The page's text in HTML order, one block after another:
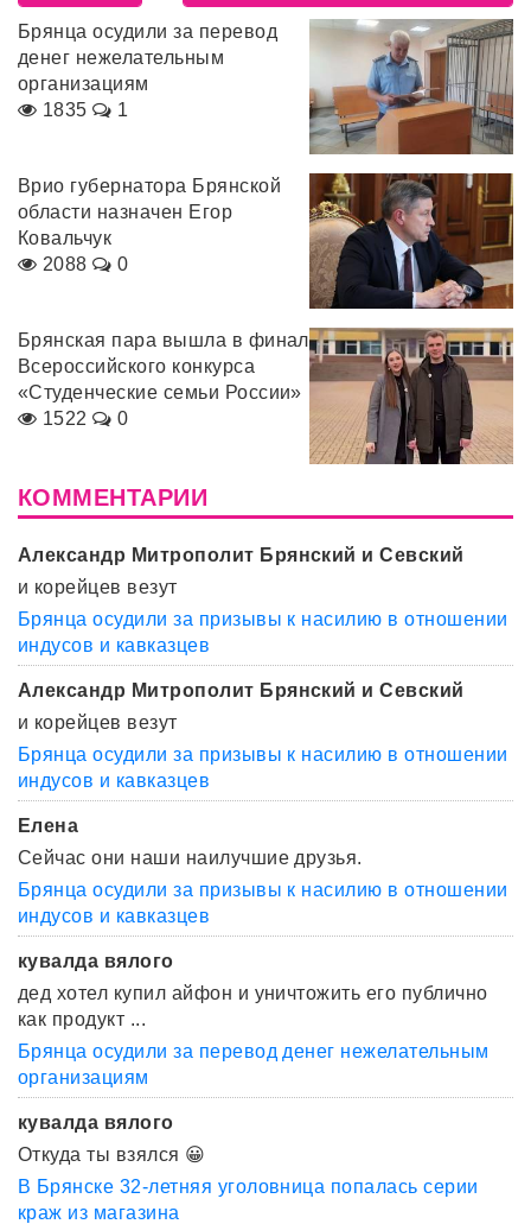
Брянца осудили за перевод
денег нежелательным
организациям
1835
1
Врио губернатора Брянской
области назначен Егор
Ковальчук
2088
0
Брянская пара вышла в финал
Всероссийского конкурса
«Студенческие семьи России»
1522
0
КОММЕНТАРИИ
Александр Митрополит Брянский и Севский
и корейцев везут
Брянца осудили за призывы к насилию в отношении
индусов и кавказцев
Александр Митрополит Брянский и Севский
и корейцев везут
Брянца осудили за призывы к насилию в отношении
индусов и кавказцев
Елена
Сейчас они наши наилучшие друзья.
Брянца осудили за призывы к насилию в отношении
индусов и кавказцев
кувалда вялого
дед хотел купил айфон и уничтожить его публично
как продукт ...
Брянца осудили за перевод денег нежелательным
организациям
кувалда вялого
Откуда ты взялся 😀
В Брянске 32-летняя уголовница попалась серии
краж из магазина